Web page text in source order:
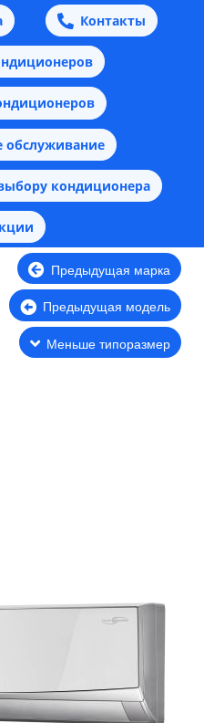
Контакты
обслуживание
кондиционера
Предыдущая марка
Предыдущая модель
Меньше типоразмер